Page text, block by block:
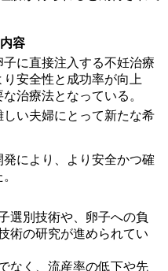
内容
に直接注入する不妊治療
安全性と成功率が向上
治療法となっている。
い夫婦にとって新たな希
により、より安全かつ確
選別技術や、卵子への負
術の研究が進められてい
なく、流産率の低下や先